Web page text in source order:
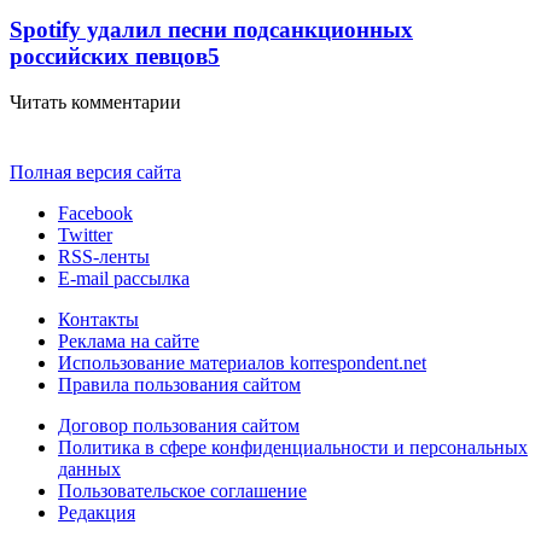
Spotify удалил песни подсанкционных
российских певцов5
Читать комментарии
Полная версия сайта
Facebook
Twitter
RSS-ленты
E-mail рассылка
Контакты
Реклама на сайте
Использование материалов korrespondent.net
Правила пользования сайтом
Договор пользования сайтом
Политика в сфере конфиденциальности и персональных
данных
Пользовательское соглашение
Редакция